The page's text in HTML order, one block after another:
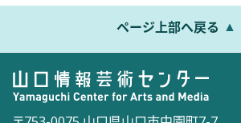
ページ上部へ戻る